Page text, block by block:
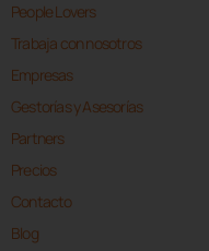
People Lovers
Trabaja con nosotros
Empresas
Gestorías y Asesorías
Partners
Precios
Contacto
Blog